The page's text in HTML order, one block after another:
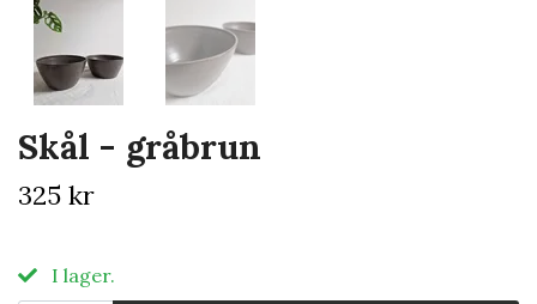
Skål - gråbrun
325 kr
I lager.